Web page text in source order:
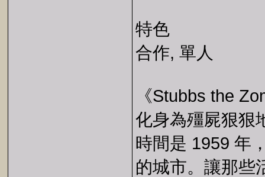
特色
合作, 單人
《Stubbs the
化身為殭屍狠狠
時間是 1959 年
的城市。讓那些